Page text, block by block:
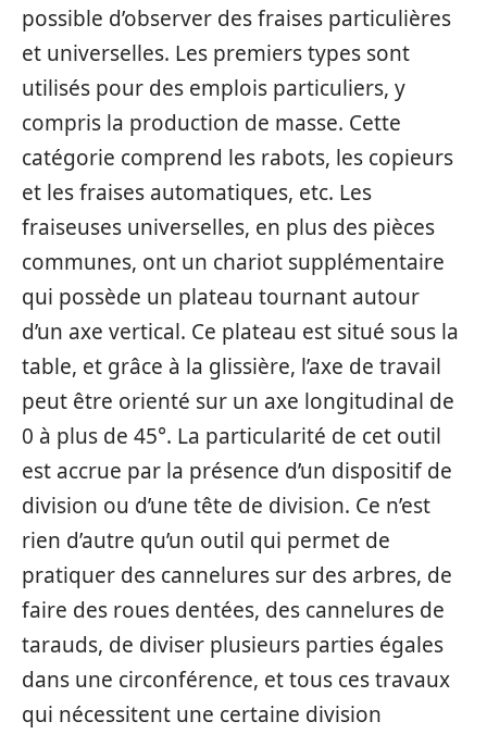
possible d’observer des fraises particulières
et universelles. Les premiers types sont
utilisés pour des emplois particuliers, y
compris la production de masse. Cette
catégorie comprend les rabots, les copieurs
et les fraises automatiques, etc. Les
fraiseuses universelles, en plus des pièces
communes, ont un chariot supplémentaire
qui possède un plateau tournant autour
d’un axe vertical. Ce plateau est situé sous la
table, et grâce à la glissière, l’axe de travail
peut être orienté sur un axe longitudinal de
0 à plus de 45°. La particularité de cet outil
est accrue par la présence d’un dispositif de
division ou d’une tête de division. Ce n’est
rien d’autre qu’un outil qui permet de
pratiquer des cannelures sur des arbres, de
faire des roues dentées, des cannelures de
tarauds, de diviser plusieurs parties égales
dans une circonférence, et tous ces travaux
qui nécessitent une certaine division